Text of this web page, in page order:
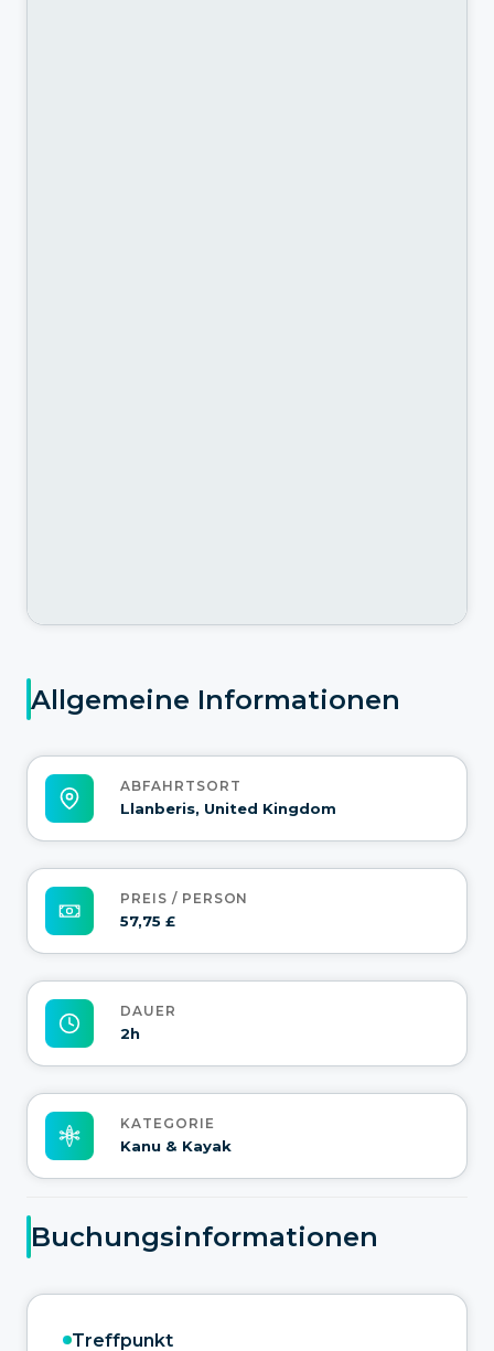
Allgemeine Informationen
ABFAHRTSORT
Llanberis, United Kingdom
PREIS / PERSON
57,75 £
DAUER
2h
KATEGORIE
Kanu & Kayak
Buchungsinformationen
Treffpunkt